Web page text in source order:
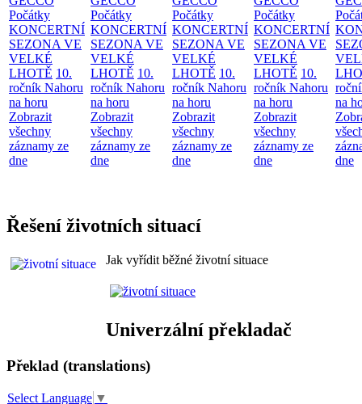
Počátky
KONCERTNÍ
SEZONA VE
VELKÉ
LHOTĚ 10.
ročník Nahoru
na horu
Zobrazit
všechny
záznamy ze
dne
Počátky
KONCERTNÍ
SEZONA VE
VELKÉ
LHOTĚ 10.
ročník Nahoru
na horu
Zobrazit
všechny
záznamy ze
dne
Počátky
KONCERTNÍ
SEZONA VE
VELKÉ
LHOTĚ 10.
ročník Nahoru
na horu
Zobrazit
všechny
záznamy ze
dne
Počátky
KONCERTNÍ
SEZONA VE
VELKÉ
LHOTĚ 10.
ročník Nahoru
na horu
Zobrazit
všechny
záznamy ze
dne
na
dne
Řešení životních situací
Jak vyřídit běžné životní situace
Univerzální překladač
Překlad (translations)
Select Language ▼